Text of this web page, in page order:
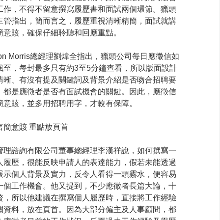
作，不得不留意撰寫履歷書和面試兩個環節。獵頭
管指出，簡而言之，履歷重視清晰精簡，面試就講
意賅，確保仔細聆聽和回應重點。
Morris總經理劉煒全指出，獵頭公司每日應徵信如
至，每封最多只有約3至5分鐘查看，所以版面設計
晰、有沒有提及關鍵詞及背景介紹是否吻合招聘要
都是應徵者是否有面試機會的關鍵。因此，應徵信
意賅，並多用招聘用字，才較有保障。
簡意賅 重點放頁首
理諮詢有限公司董事總經理李漢祥說，如何撰寫一
履歷，很能反映申請人的表達能力，假若未能透過
示個人背景及實力，反令人看得一頭霧水，便容易
個工作機會。他又提到，不少應徵者長篇大論，十
，所以他建議在撰寫個人履歷時，直接將工作經驗
資料，放在頁首。因為大部分僱主及人事顧問，都